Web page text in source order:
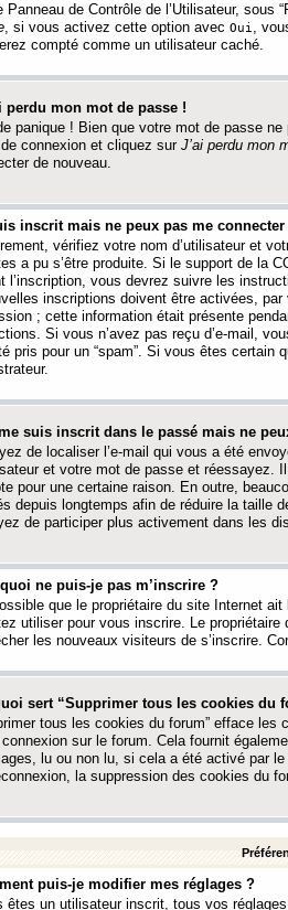
Panneau de Contrôle de l’Utilisateur, sous
, si vous activez cette option avec Oui ,
compté comme un utilisateur caché.
perdu mon mot de passe !
panique ! Bien que votre mot de passe
connexion et cliquez sur J’ai perdu mon
de nouveau.
inscrit mais ne peux pas me connecter
vérifiez votre nom d’utilisateur et
a pu s’être produite. Si le support de la
l’inscription, vous devrez suivre les
inscriptions doivent être activées,
; cette information était présente
Si vous n’avez pas reçu d’e-mail,
pris pour un “spam”. Si vous êtes certain
suis inscrit dans le passé mais ne
de localiser l’e-mail qui vous a été
et votre mot de passe et réessayez.
pour une certaine raison. En outre,
depuis longtemps afin de réduire la taille
de participer plus activement dans les
ne puis-je pas m’inscrire ?
que le propriétaire du site Internet
utiliser pour vous inscrire. Le
les nouveaux visiteurs de s’inscrire.
sert “Supprimer tous les cookies du
tous les cookies du forum” efface
sur le forum. Cela fournit
lu ou non lu, si cela a été activé par
la suppression des cookies du
puis-je modifier mes réglages ?
êtes un utilisateur inscrit, tous vos